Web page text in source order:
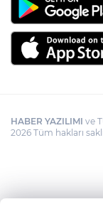
HABER YAZILIMI ve
2026 Tüm hakları